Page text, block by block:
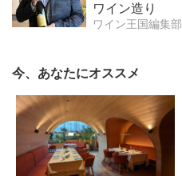
ワイン造り
ワイン王国編集部
今、あなたにオススメ